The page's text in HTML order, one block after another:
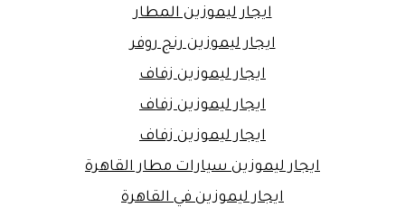
ايجار ليموزين المطار
ايجار ليموزين رنج روفر
ايجار ليموزين زفاف
ايجار ليموزين زفاف
ايجار ليموزين زفاف
ايجار ليموزين سيارات مطار القاهرة
ايجار ليموزين في القاهرة